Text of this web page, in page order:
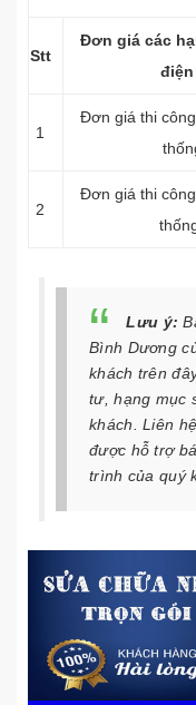
Stt
Đơn giá các
1
Đơn giá thi công
2
Đơn giá thi công
Lưu ý:
Bình Dương
khách trên
tư, hạng mục
khách. Liên
được hỗ trợ
trình của quý